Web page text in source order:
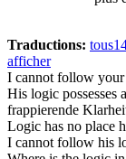
Traductions: tous
afficher
I cannot follow your
His logic possesses
frappierende
Logic has no place
I cannot follow his